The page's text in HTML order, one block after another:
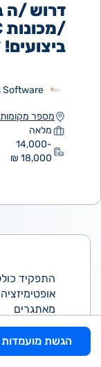
דרוש /ה
Software
מספר מקומות
מלאה
14,000-
18,000 ₪
התפקיד
מאתגרים
תוך
עבודה
הגשת מועמדות